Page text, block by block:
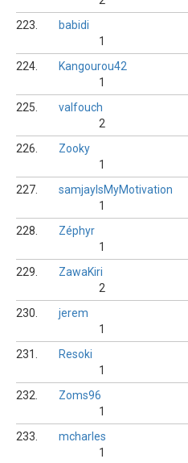
223.
babidi
1
224.
Kangourou42
1
225.
valfouch
2
226.
Zooky
1
227.
samjayIsMyMotivation
1
228.
Zéphyr
1
229.
ZawaKiri
2
230.
jerem
1
231.
Resoki
1
232.
Zoms96
1
233.
mcharles
1